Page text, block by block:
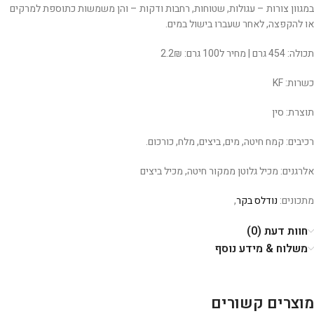
במגוון צורות – עגולות, שטוחות, רחבות ודקות – והן משמשות כתוספת למרקים
או להקפצה, לאחר שעברו בישול במים.
תכולה: 454 גרם | מחיר ל100 גרם: 2.2₪
כשרות: KF
תוצרת: סין
רכיבים: קמח חיטה, מים, ביצים, מלח, כורכום.
אלרגנים: מכיל גלוטן ממקור חיטה, מכיל ביצים
מתכונים: נודלס בקר,
חוות דעת (0)
משלוח & מידע נוסף
מוצרים קשורים